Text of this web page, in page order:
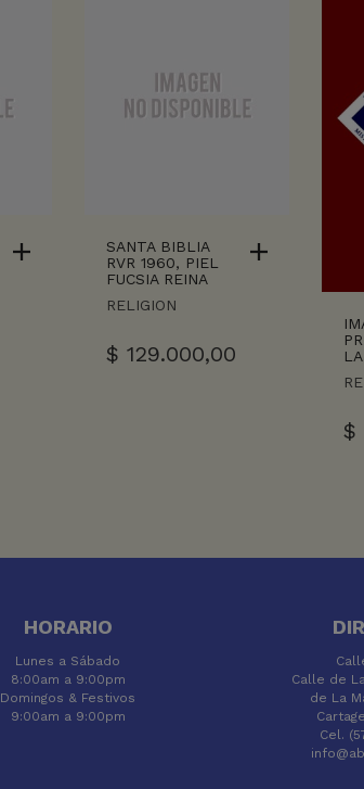
SANTA BIBLIA
RVR 1960, PIEL
FUCSIA REINA
RELIGION
$ 129.000,00
$
HORARIO
Lunes a Sábado
8:00am a 9:00pm
Domingos & Festivos
9:00am a 9:00pm
Calle de
de La
Cel.